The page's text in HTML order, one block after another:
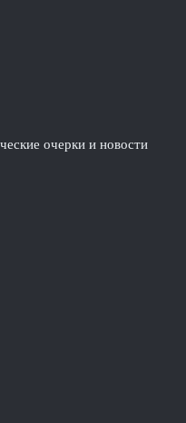
очерки и новости